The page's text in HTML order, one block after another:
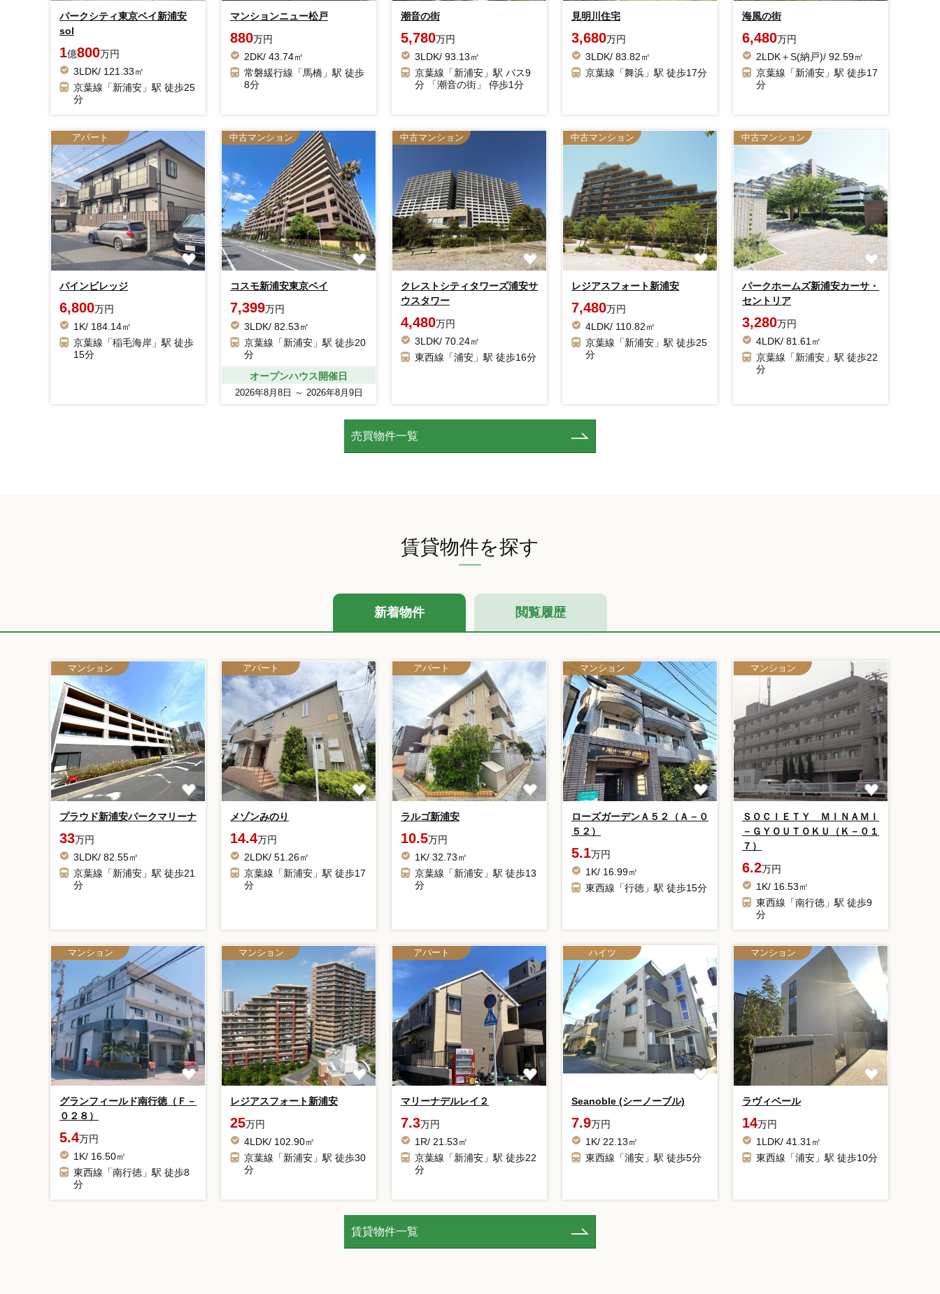
パークシティ東京ベイ新浦安
sol
1億800万円
3LDK/ 121.33㎡
京葉線「新浦安」駅 徒歩25
分
マンションニュー松戸
880万円
2DK/ 43.74㎡
常磐緩行線「馬橋」駅 徒歩
8分
潮音の街
5,780万円
3LDK/ 93.13㎡
京葉線「新浦安」駅 バス9
分 「潮音の街」 停歩1分
見明川住宅
3,680万円
3LDK/ 83.82㎡
京葉線「舞浜」駅 徒歩17分
海風の街
6,480万円
2LDK＋S(納戸)/ 92.59㎡
京葉線「新浦安」駅 徒歩17
分
アパート
パインビレッジ
6,800万円
1K/ 184.14㎡
京葉線「稲毛海岸」駅 徒歩
15分
中古マンション
コスモ新浦安東京ベイ
7,399万円
3LDK/ 82.53㎡
京葉線「新浦安」駅 徒歩20
分
オープンハウス開催日
2026年8月8日 ～ 2026年8月9日
中古マンション
クレストシティタワーズ浦安サ
ウスタワー
4,480万円
3LDK/ 70.24㎡
東西線「浦安」駅 徒歩16分
中古マンション
レジアスフォート新浦安
7,480万円
4LDK/ 110.82㎡
京葉線「新浦安」駅 徒歩25
分
中古マンション
パークホームズ新浦安カーサ・
セントリア
3,280万円
4LDK/ 81.61㎡
京葉線「新浦安」駅 徒歩22
分
売買物件一覧
賃貸物件を探す
新着物件 閲覧履歴
マンション
プラウド新浦安パークマリーナ
33万円
3LDK/ 82.55㎡
京葉線「新浦安」駅 徒歩21
分
アパート
メゾンみのり
14.4万円
2LDK/ 51.26㎡
京葉線「新浦安」駅 徒歩17
分
アパート
ラルゴ新浦安
10.5万円
1K/ 32.73㎡
京葉線「新浦安」駅 徒歩13
分
マンション
ローズガーデンＡ５２（Ａ－０
５２）
5.1万円
1K/ 16.99㎡
東西線「行徳」駅 徒歩15分
マンション
ＳＯＣＩＥＴＹ ＭＩＮＡＭＩ
－ＧＹＯＵＴＯＫＵ（Ｋ－０１
７）
6.2万円
1K/ 16.53㎡
東西線「南行徳」駅 徒歩9
分
マンション
グランフィールド南行徳（Ｆ－
０２８）
5.4万円
1K/ 16.50㎡
東西線「南行徳」駅 徒歩8
分
マンション
レジアスフォート新浦安
25万円
4LDK/ 102.90㎡
京葉線「新浦安」駅 徒歩30
分
アパート
マリーナデルレイ２
7.3万円
1R/ 21.53㎡
京葉線「新浦安」駅 徒歩22
分
ハイツ
Seanoble (シーノーブル)
7.9万円
1K/ 22.13㎡
東西線「浦安」駅 徒歩5分
マンション
ラヴィベール
14万円
1LDK/ 41.31㎡
東西線「浦安」駅 徒歩10分
賃貸物件一覧